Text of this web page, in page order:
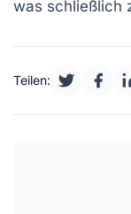
was schließlich
Teilen: